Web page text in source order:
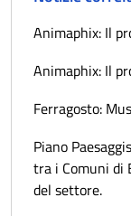
Animaphix: Il
Animaphix: Il
Ferragosto:
Piano
tra i Comuni di
del settore.